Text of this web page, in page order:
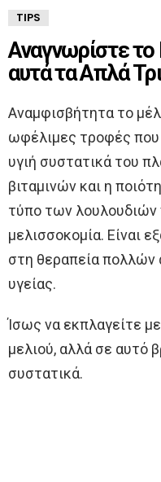
TIPS
Αναγνωρίστε
αυτά τα Απλά
Αναμφισβήτητα το
ωφέλιμες τροφές που
υγιή συστατικά του
βιταμινών και η
τύπο των λουλουδιών
μελισσοκομία. Είναι
στη θεραπεία πολλών
υγείας.
Ίσως να εκπλαγείτε
μελιού, αλλά σε αυτό
συστατικά.